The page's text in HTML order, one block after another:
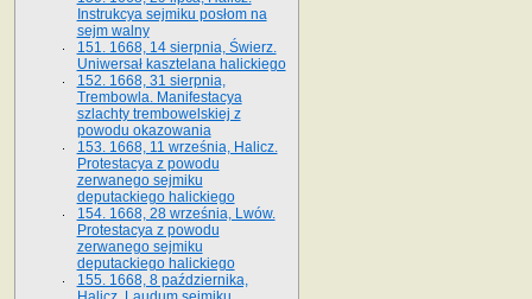
Instrukcya sejmiku posłom na
sejm walny
151. 1668, 14 sierpnia, Świerz.
Uniwersał kasztelana halickiego
152. 1668, 31 sierpnia,
Trembowla. Manifestacya
szlachty trembowelskiej z
powodu okazowania
153. 1668, 11 września, Halicz.
Protestacya z powodu
zerwanego sejmiku
deputackiego halickiego
154. 1668, 28 września, Lwów.
Protestacya z powodu
zerwanego sejmiku
deputackiego halickiego
155. 1668, 8 października,